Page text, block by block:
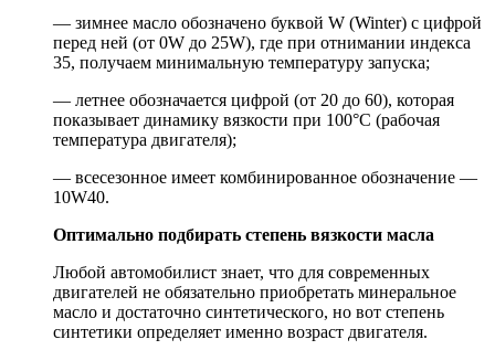
— зимнее масло обозначено буквой W (Winter) с цифрой
перед ней (от 0W до 25W), где при отнимании индекса
35, получаем минимальную температуру запуска;
— летнее обозначается цифрой (от 20 до 60), которая
показывает динамику вязкости при 100°С (рабочая
температура двигателя);
— всесезонное имеет комбинированное обозначение —
10W40.
Оптимально подбирать степень вязкости масла
Любой автомобилист знает, что для современных
двигателей не обязательно приобретать минеральное
масло и достаточно синтетического, но вот степень
синтетики определяет именно возраст двигателя.